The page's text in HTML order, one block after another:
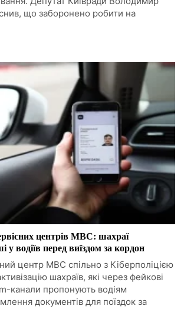
що заборонено робити на
центрів МВС: шахраї
водіїв перед виїздом за кордон
центр МВС спільно з Кіберполіцією
шахраїв, які через фейкові
канали пропонують водіям
документів для поїздок за